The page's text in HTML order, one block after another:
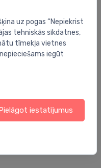
250 g
uz pogas “Nepiekrist
tehniskās sīkdatnes,
tīmekļa vietnes
iegūt
iestatījumus